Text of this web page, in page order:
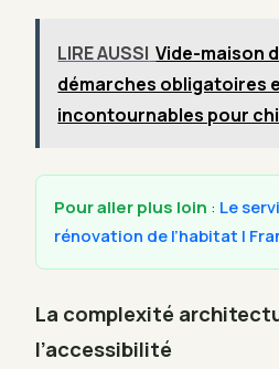
LIRE AUSSI Vide-maison
démarches obligatoires
incontournables pour
Pour aller plus loin : Le
rénovation de l’habitat |
La complexité
l’accessibilité